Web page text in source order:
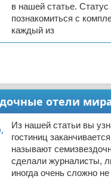
в нашей статье.
познакомиться с
каждый из
отели
Из нашей статьи вы
гостиниц
называют
сделали журналисты,
иногда очень сложно